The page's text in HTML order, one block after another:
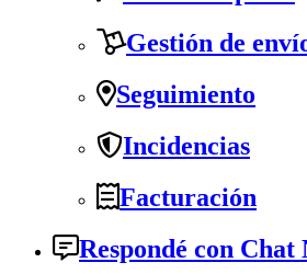
Gestión de
Seguimiento
Incidencias
Facturación
Respondé con Chat